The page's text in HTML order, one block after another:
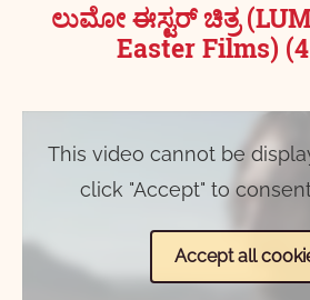
ಲುಮೋ ಈಸ್ಟರ್ ಚಿತ್ರ
Easter Films)
This video cannot be
click "Accept" to
Accept all